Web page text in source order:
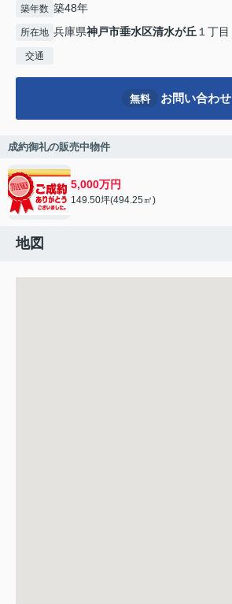
築年数 築48年
所在地 兵庫県神戸市垂水区清水が丘 １丁目
交通
無料 お問い合わせ
成約御礼の販売中物件
5,000万円
149.50坪(494.25㎡)
地図